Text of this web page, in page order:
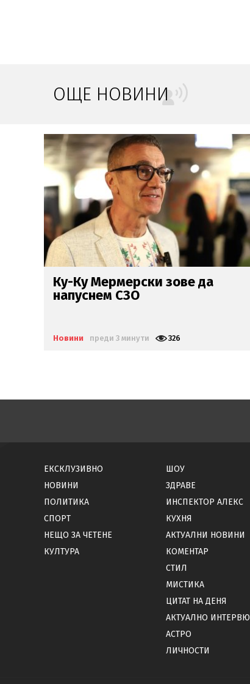
ОЩЕ НОВИНИ
Пътници в шок: Шофьор на
автобус гледа тик ток
(ВИДЕО)
Новини преди 33 минути 1615
ЕКСКЛУЗИВНО
НОВИНИ
ПОЛИТИКА
СПОРТ
НЕЩО ЗА ЧЕТЕНЕ
КУЛТУРА
ШОУ
ЗДРАВЕ
ИНСПЕКТОР АЛЕКС
КУХНЯ
АКТУАЛНИ НОВИНИ
КОМЕНТАР
СТИЛ
МИСТИКА
ЦИТАТ НА ДЕНЯ
АКТУАЛНО ИНТЕРВЮ
АСТРО
ЛИЧНОСТИ